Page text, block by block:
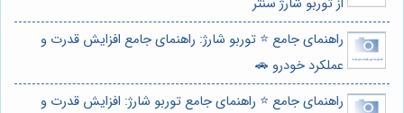
راهنمای جامع ⭐️ توربو شارژ: راهنمای جامع افزایش قدرت و
عملکرد خودرو 🚗
راهنمای جامع ⭐️ راهنمای جامع توربو شارژ: افزایش قدرت و